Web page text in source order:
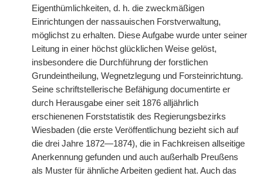
Eigenthümlichkeiten, d. h. die zweckmäßigen
Einrichtungen der nassauischen Forstverwaltung,
möglichst zu erhalten. Diese Aufgabe wurde unter seiner
Leitung in einer höchst glücklichen Weise gelöst,
insbesondere die Durchführung der forstlichen
Grundeintheilung, Wegnetzlegung und Forsteinrichtung.
Seine schriftstellerische Befähigung documentirte er
durch Herausgabe einer seit 1876 alljährlich
erschienenen Forststatistik des Regierungsbezirks
Wiesbaden (die erste Veröffentlichung bezieht sich auf
die drei Jahre 1872—1874), die in Fachkreisen allseitige
Anerkennung gefunden und auch außerhalb Preußens
als Muster für ähnliche Arbeiten gedient hat. Auch das